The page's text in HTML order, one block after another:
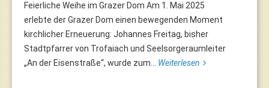
Feierliche Weihe im Grazer Dom Am 1. Mai 2025
erlebte der Grazer Dom einen bewegenden Moment
kirchlicher Erneuerung: Johannes Freitag, bisher
Stadtpfarrer von Trofaiach und Seelsorgeraumleiter
„An der Eisenstraße“, wurde zum... Weiterlesen